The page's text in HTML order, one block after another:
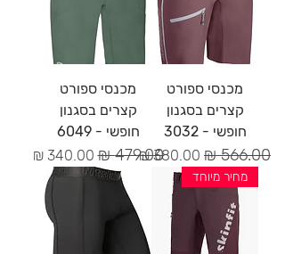
מכנסי ספורט
קצרים בסגנון
חופשי - 3032
מחיר רגיל
מחיר מבצע
מכנסי ספורט
קצרים בסגנון
חופשי - 6049
מחיר רגיל‏479.00 ‏₪ מחיר מבצע
מחיר מיוחד